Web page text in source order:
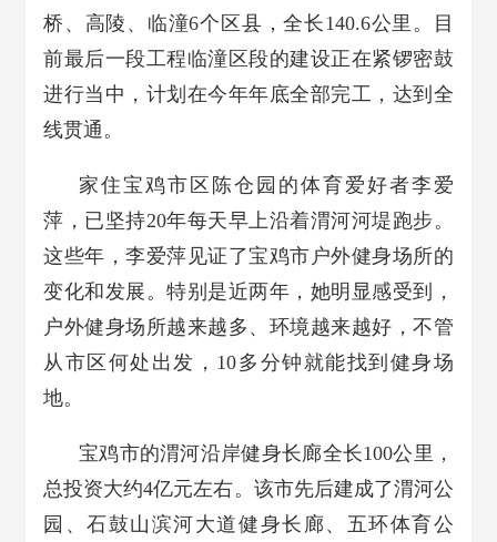
桥、高陵、临潼6个区县，全长140.6公里。目
前最后一段工程临潼区段的建设正在紧锣密鼓
进行当中，计划在今年年底全部完工，达到全
线贯通。
家住宝鸡市区陈仓园的体育爱好者李爱
萍，已坚持20年每天早上沿着渭河河堤跑步。
这些年，李爱萍见证了宝鸡市户外健身场所的
变化和发展。特别是近两年，她明显感受到，
户外健身场所越来越多、环境越来越好，不管
从市区何处出发，10多分钟就能找到健身场
地。
宝鸡市的渭河沿岸健身长廊全长100公里，
总投资大约4亿元左右。该市先后建成了渭河公
园、石鼓山滨河大道健身长廊、五环体育公